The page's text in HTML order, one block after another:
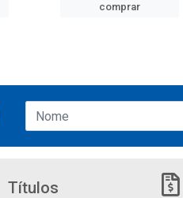
comprar
Títulos